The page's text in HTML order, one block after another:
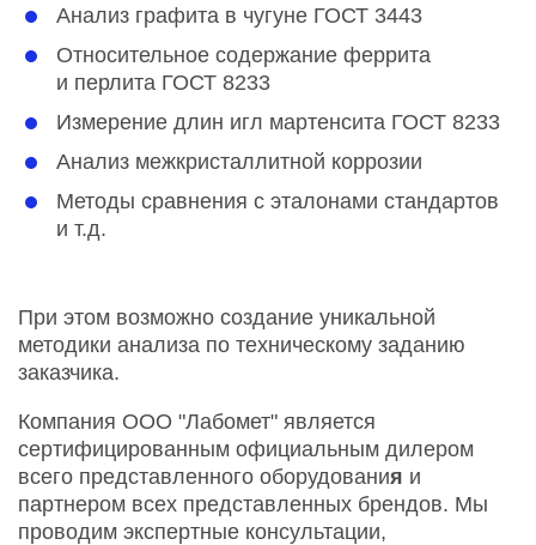
Анализ графита в чугуне ГОСТ 3443
Относительное содержание феррита
и перлита ГОСТ 8233
Измерение длин игл мартенсита ГОСТ 8233
Анализ межкристаллитной коррозии
Методы сравнения с эталонами стандартов
и т.д.
При этом возможно создание уникальной
методики анализа по техническому заданию
заказчика.
Компания ООО "Лабомет" является
сертифицированным официальным дилером
всего представленного оборудования и
партнером всех представленных брендов. Мы
проводим экспертные консультации,